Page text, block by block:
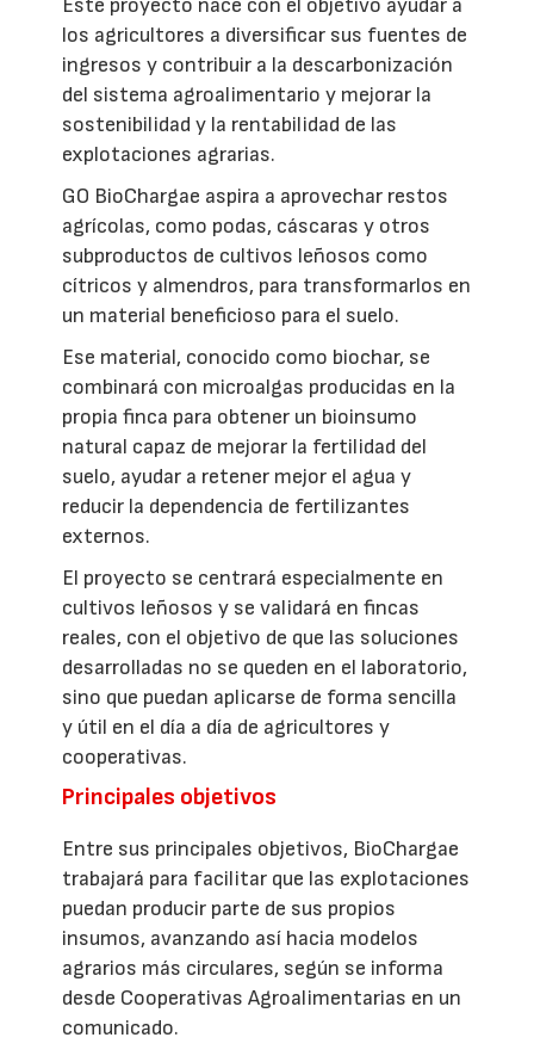
Este proyecto nace con el objetivo ayudar a
los agricultores a diversificar sus fuentes de
ingresos y contribuir a la descarbonización
del sistema agroalimentario y mejorar la
sostenibilidad y la rentabilidad de las
explotaciones agrarias.
GO BioChargae aspira a aprovechar restos
agrícolas, como podas, cáscaras y otros
subproductos de cultivos leñosos como
cítricos y almendros, para transformarlos en
un material beneficioso para el suelo.
Ese material, conocido como biochar, se
combinará con microalgas producidas en la
propia finca para obtener un bioinsumo
natural capaz de mejorar la fertilidad del
suelo, ayudar a retener mejor el agua y
reducir la dependencia de fertilizantes
externos.
El proyecto se centrará especialmente en
cultivos leñosos y se validará en fincas
reales, con el objetivo de que las soluciones
desarrolladas no se queden en el laboratorio,
sino que puedan aplicarse de forma sencilla
y útil en el día a día de agricultores y
cooperativas.
Principales objetivos
Entre sus principales objetivos, BioChargae
trabajará para facilitar que las explotaciones
puedan producir parte de sus propios
insumos, avanzando así hacia modelos
agrarios más circulares, según se informa
desde Cooperativas Agroalimentarias en un
comunicado.